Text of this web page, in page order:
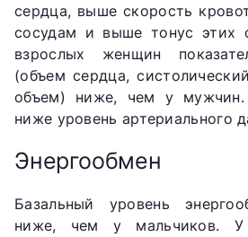
сердца, выше скорость
сосудам и выше тонус этих
взрослых женщин
(объем сердца,
объем) ниже, чем у
ниже уровень артериального
Энергообмен
Базальный уровень
ниже, чем у мальчиков.